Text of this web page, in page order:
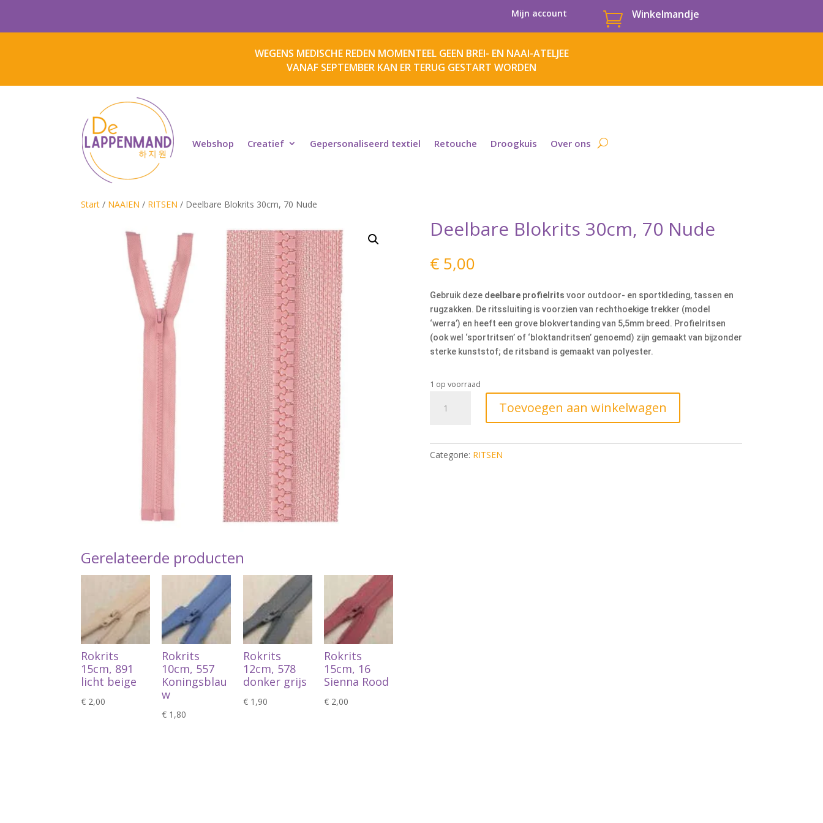
Mijn account  Winkelmandje
WEGENS MEDISCHE REDEN MOMENTEEL GEEN BREI- EN NAAI-ATELJEE
VANAF SEPTEMBER KAN ER TERUG GESTART WORDEN
Webshop Creatief Gepersonaliseerd textiel Retouche Droogkuis Over ons
Start / NAAIEN / RITSEN / Deelbare Blokrits 30cm, 70 Nude
Gerelateerde producten
Rokrits
15cm, 891
licht beige
€ 2,00
Rokrits
10cm, 557
Koningsblau
w
€ 1,80
Rokrits
12cm, 578
donker grijs
€1,90
Rokrits
15cm, 16
Sienna Rood
€ 2,00
Deelbare Blokrits 30cm, 70 Nude
€5,00
Gebruik deze deelbare profielrits voor outdoor- en sportkleding, tassen en
rugzakken. De ritssluiting is voorzien van rechthoekige trekker (model
‘werra’) en heeft een grove blokvertanding van 5,5mm breed. Profielritsen
(ook wel ‘sportritsen’ of ‘bloktandritsen’ genoemd) zijn gemaakt van bijzonder
sterke kunststof; de ritsband is gemaakt van polyester.
1 op voorraad
Toevoegen aan winkelwagen
Categorie: RITSEN